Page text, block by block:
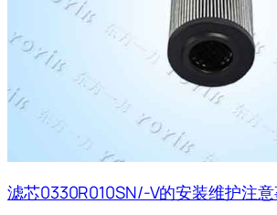
滤芯0330R010SN/-V的安装维护注